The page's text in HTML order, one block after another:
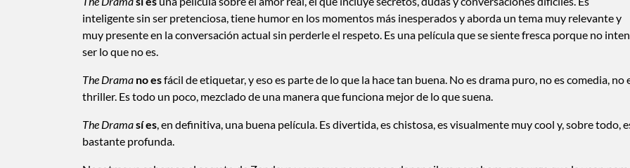
inteligente sin ser pretenciosa, tiene humor en los momentos más inesperados y aborda un tema muy relevante y
muy presente en la conversación actual sin perderle el respeto. Es una película que se siente fresca porque no
ser lo que no es.
The Drama no esfácil de etiquetar, y eso es parte de lo que la hace tan buena. No es drama puro, no es comedia, no
thriller. Es todo un poco, mezclado de una manera que funciona mejor de lo que suena.
The Dramasí es , en definitiva, una buena película. Es divertida, es chistosa, es visualmente muy cool y, sobre todo,
bastante profunda.